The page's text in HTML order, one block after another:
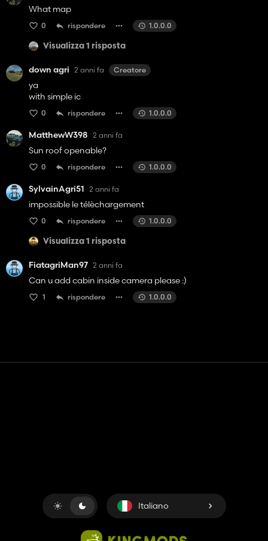
What map
0 rispondere 1.0.0.0
Visualizza 1 risposta
down agri 2 anni fa Creatore
ya
with simple ic
0 rispondere 1.0.0.0
MatthewW398 2 anni fa
Sun roof openable?
0 rispondere 1.0.0.0
SylvainAgri51 2 anni fa
impossible le télèchargement
0 rispondere 1.0.0.0
Visualizza 1 risposta
FiatagriMan97 2 anni fa
Can u add cabin inside camera please :)
1 rispondere 1.0.0.0
Italiano